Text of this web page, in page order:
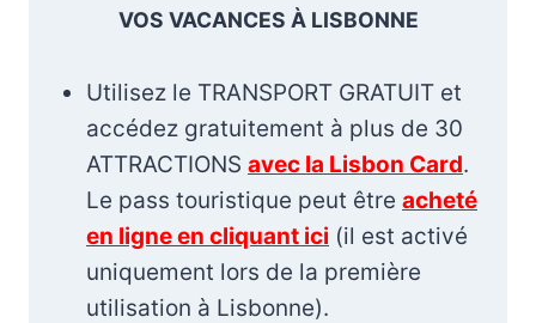
VOS VACANCES À LISBONNE
Utilisez le TRANSPORT GRATUIT et
accédez gratuitement à plus de 30
ATTRACTIONS avec la Lisbon Card.
Le pass touristique peut être acheté
en ligne en cliquant ici (il est activé
uniquement lors de la première
utilisation à Lisbonne).